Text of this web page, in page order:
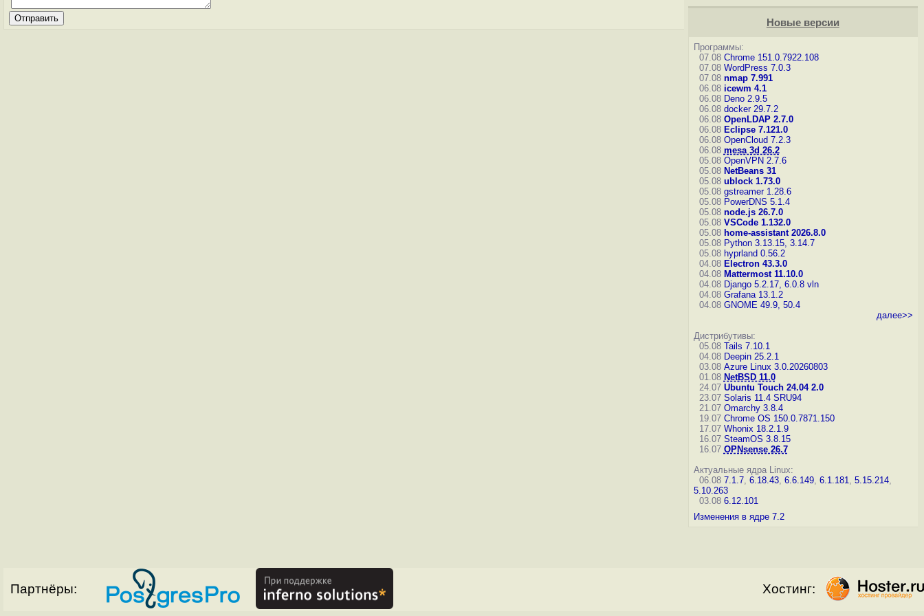
Новые версии
Программы:
07.08 Chrome 151.0.7922.108
07.08 WordPress 7.0.3
07.08 nmap 7.991
06.08 icewm 4.1
06.08 Deno 2.9.5
06.08 docker 29.7.2
06.08 OpenLDAP 2.7.0
06.08 Eclipse 7.121.0
06.08 OpenCloud 7.2.3
06.08 mesa 3d 26.2
05.08 OpenVPN 2.7.6
05.08 NetBeans 31
05.08 ublock 1.73.0
05.08 gstreamer 1.28.6
05.08 PowerDNS 5.1.4
05.08 node.js 26.7.0
05.08 VSCode 1.132.0
05.08 home-assistant 2026.8.0
05.08 Python 3.13.15, 3.14.7
05.08 hyprland 0.56.2
04.08 Electron 43.3.0
04.08 Mattermost 11.10.0
04.08 Django 5.2.17, 6.0.8 vln
04.08 Grafana 13.1.2
04.08 GNOME 49.9, 50.4
далее>>
Дистрибутивы:
05.08 Tails 7.10.1
04.08 Deepin 25.2.1
03.08 Azure Linux 3.0.20260803
01.08 NetBSD 11.0
24.07 Ubuntu Touch 24.04 2.0
23.07 Solaris 11.4 SRU94
21.07 Omarchy 3.8.4
19.07 Chrome OS 150.0.7871.150
17.07 Whonix 18.2.1.9
16.07 SteamOS 3.8.15
16.07 OPNsense 26.7
Актуальные ядра Linux:
06.08 7.1.7, 6.18.43, 6.6.149, 6.1.181, 5.15.214,
5.10.263
03.08 6.12.101
Изменения в ядре 7.2
Партнёры: Хостинг: